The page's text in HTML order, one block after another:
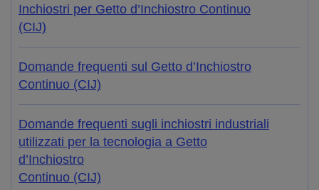
Inchiostri per Getto d’Inchiostro Continuo
(CIJ)
Domande frequenti sul Getto d’Inchiostro
Continuo (CIJ)
Domande frequenti sugli inchiostri industriali
utilizzati per la tecnologia a Getto
d’Inchiostro
Continuo (CIJ)